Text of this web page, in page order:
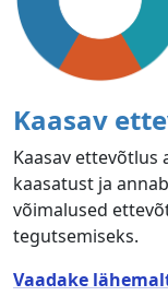
Kaasav
Kaasav ettevõtlus
kaasatust ja
võimalused
tegutsemiseks.
Vaadake